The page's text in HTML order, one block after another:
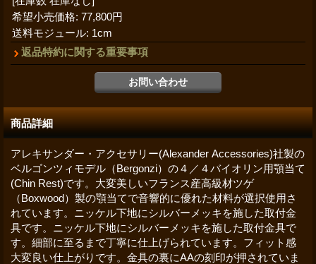
希望小売価格: 77,800円
送料モジュール: 1cm
返品特約に関する重要事項
商品詳細
アレキサンダー・アクセサリー(Alexander Accessories)社製の
ベルゴンツィモデル（Bergonzi）の４／４バイオリン用顎当て
(Chin Rest)です。大変美しいフランス産高級材ツゲ
（Boxwood）製の顎当てで音響的に優れた材料が選択使用さ
れています。ニッケル下地にシルバーメッキを施した取付金
具です。ニッケル下地にシルバーメッキを施した取付金具で
す。細部に至るまで丁寧に仕上げられています。フィット感
大変良い仕上がりです。金具の裏にAAの刻印が押されていま